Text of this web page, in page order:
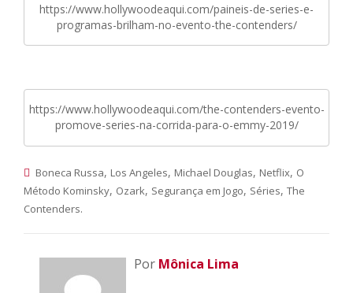
https://www.hollywoodeaqui.com/paineis-de-series-e-
programas-brilham-no-evento-the-contenders/
https://www.hollywoodeaqui.com/the-contenders-evento-
promove-series-na-corrida-para-o-emmy-2019/
Boneca Russa, Los Angeles, Michael Douglas, Netflix, O
Método Kominsky, Ozark, Segurança em Jogo, Séries, The
Contenders.
Por Mônica Lima